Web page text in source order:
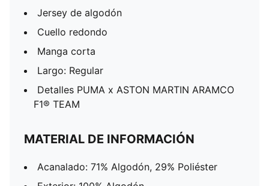
Jersey de algodón
Cuello redondo
Manga corta
Largo: Regular
Detalles PUMA x ASTON MARTIN ARAMCO
F1® TEAM
MATERIAL DE INFORMACIÓN
Acanalado: 71% Algodón, 29% Poliéster